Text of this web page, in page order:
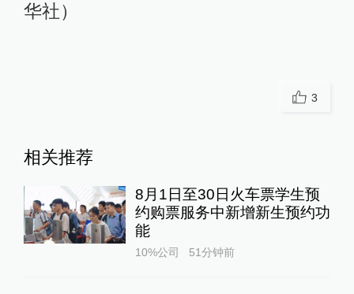
华社）
3
相关推荐
8月1日至30日火车票学生预
约购票服务中新增新生预约功
能
10%公司 51分钟前